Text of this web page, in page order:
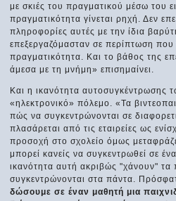
με σκιές του πραγματικού μέσω του
πραγματικότητα γίνεται ρηχή. Δεν
πληροφορίες αυτές με την ίδια
επεξεργαζόμασταν σε περίπτωση που
πραγματικότητα. Και το βάθος της
άμεσα με τη μνήμη» επισημαίνει.
Και η ικανότητα αυτοσυγκέντρωσης
«ηλεκτρονικό» πόλεμο. «Τα
πώς να συγκεντρώνονται σε
πλασάρεται από τις εταιρείες ως
προσοχή στο σχολείο όμως
μπορεί κανείς να συγκεντρωθεί σε
ικανότητα αυτή ακριβώς "χάνουν" τα
συγκεντρώνονται στα πάντα.
δώσουμε σε έναν μαθητή μια